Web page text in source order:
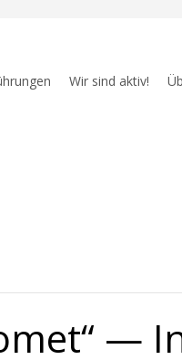
Wir sind aktiv!
—